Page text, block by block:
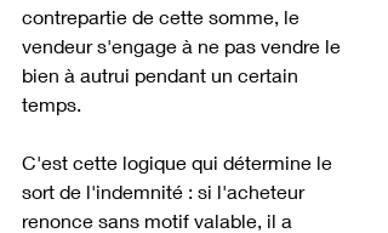
contrepartie de cette somme, le
vendeur s'engage à ne pas vendre le
bien à autrui pendant un certain
temps.
C'est cette logique qui détermine le
sort de l'indemnité : si l'acheteur
renonce sans motif valable, il a